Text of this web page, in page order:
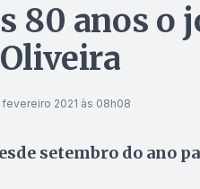
80 anos o
fevereiro 2021 às 08h08
setembro do ano